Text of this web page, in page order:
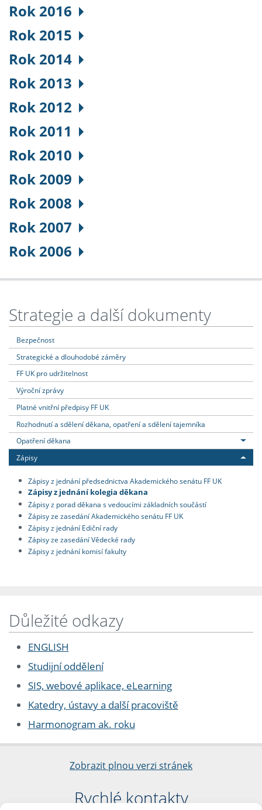
Rok 2016
Rok 2015
Rok 2014
Rok 2013
Rok 2012
Rok 2011
Rok 2010
Rok 2009
Rok 2008
Rok 2007
Rok 2006
Strategie a další dokumenty
Bezpečnost
Strategické a dlouhodobé záměry
FF UK pro udržitelnost
Výroční zprávy
Platné vnitřní předpisy FF UK
Rozhodnutí a sdělení děkana, opatření a sdělení tajemníka
Opatření děkana
Zápisy
Zápisy z jednání předsednictva Akademického senátu FF UK
Zápisy z jednání kolegia děkana
Zápisy z porad děkana s vedoucími základních součástí
Zápisy ze zasedání Akademického senátu FF UK
Zápisy z jednání Ediční rady
Zápisy ze zasedání Vědecké rady
Zápisy z jednání komisí fakulty
Důležité odkazy
ENGLISH
Studijní oddělení
SIS, webové aplikace, eLearning
Katedry, ústavy a další pracoviště
Harmonogram ak. roku
Zobrazit plnou verzi stránek
Rychlé kontakty